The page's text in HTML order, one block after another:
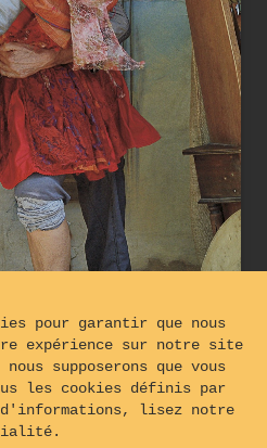
être arrêtée.
pour garantir que nous
expérience sur notre site
supposerons que vous
les cookies définis par
d'informations, lisez notre